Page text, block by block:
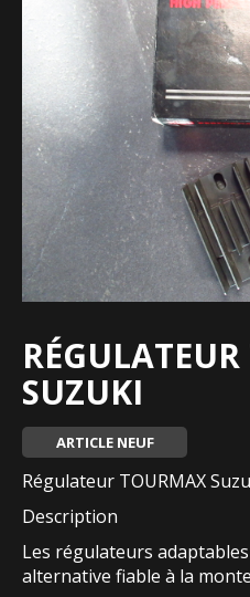
SUZUKI
ARTICLE NEUF
Régulateur TOURMAX
Description
Les régulateurs
alternative fiable à la